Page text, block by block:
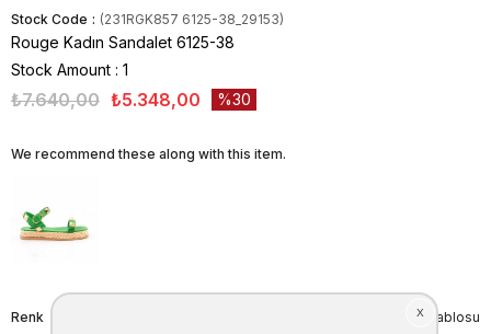
Stock Code (231RGK857 6125-38_29153)
Rouge Kadın Sandalet 6125-38
Stock Amount : 1
₺7.640,00 ₺5.348,00 30
We recommend these along with this item.
Beden Tablosu
Renk